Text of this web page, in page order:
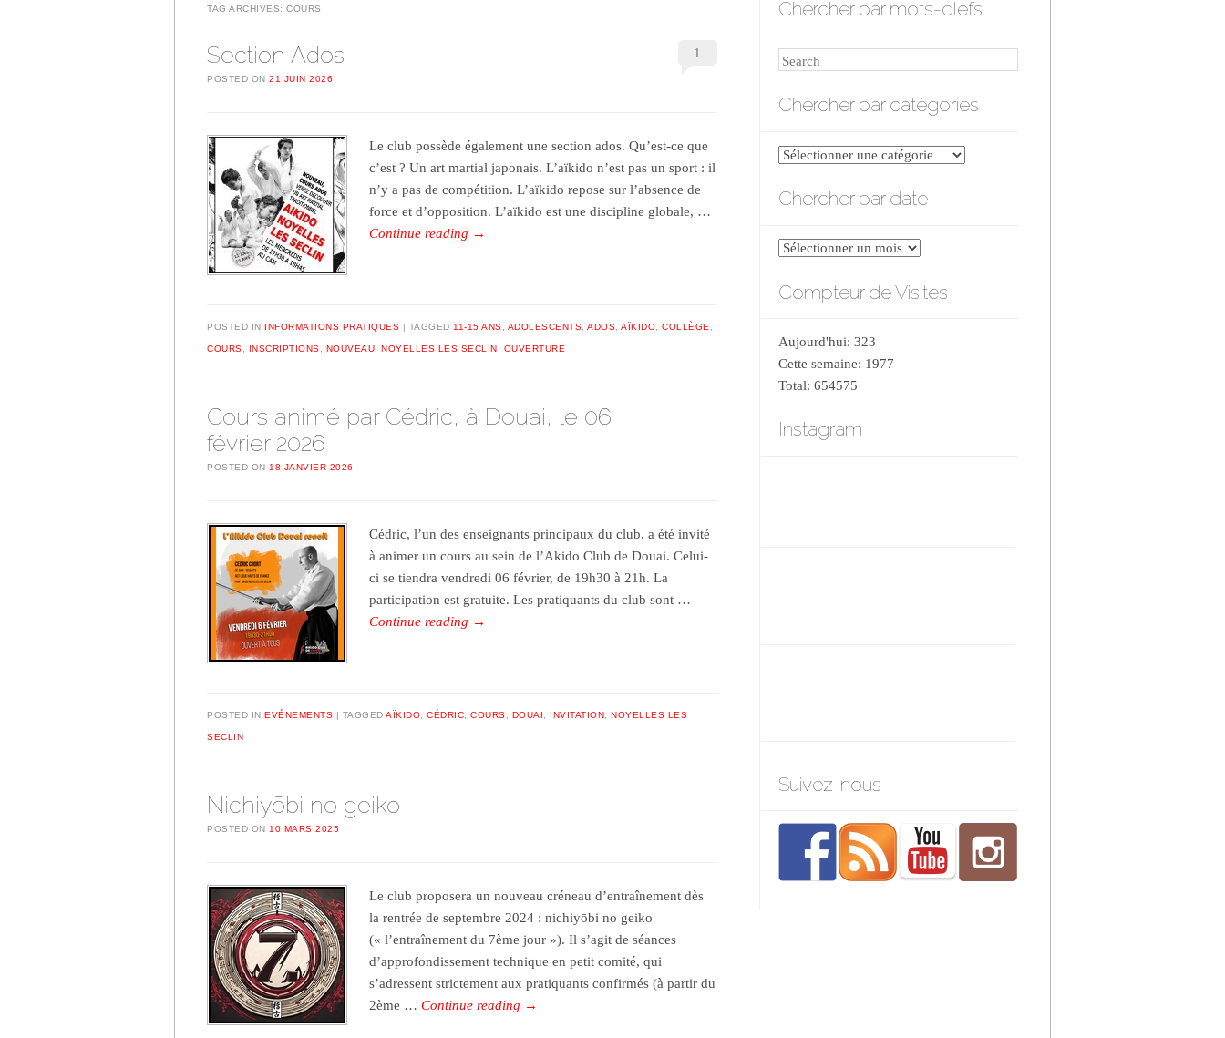
TAG ARCHIVES: COURS
Section Ados
POSTED ON 21 JUIN 2026
1
Le club possède également une section ados. Qu’est-ce que
c’est ? Un art martial japonais. L’aïkido n’est pas un sport : il
n’y a pas de compétition. L’aïkido repose sur l’absence de
force et d’opposition. L’aïkido est une discipline globale, …
Continue reading →
POSTED IN INFORMATIONS PRATIQUES TAGGED 11-15 ANS ADOLESCENTS ADOS AÏKIDO COLLÈGE
COURS INSCRIPTIONS NOUVEAU NOYELLES LES SECLIN OUVERTURE
Cours animé par Cédric, à Douai, le 06
février 2026
POSTED ON 18 JANVIER 2026
Cédric, l’un des enseignants principaux du club, a été invité
à animer un cours au sein de l’Akido Club de Douai. Celui-
ci se tiendra vendredi 06 février, de 19h30 à 21h. La
participation est gratuite. Les pratiquants du club sont …
Continue reading →
POSTED IN EVÉNEMENTS TAGGED AÏKIDO CÉDRIC COURS DOUAI INVITATION NOYELLES LES
SECLIN
Nichiyōbi no geiko
POSTED ON 10 MARS 2025
Le club proposera un nouveau créneau d’entraînement dès
la rentrée de septembre 2024 : nichiyōbi no geiko
(« l’entraînement du 7ème jour »). Il s’agit de séances
d’approfondissement technique en petit comité, qui
s’adressent strictement aux pratiquants confirmés (à partir du
2ème …Continue reading →
Chercher par mots-clefs
Search
Chercher par catégories
Chercher
catégories
Chercher par date
Chercher
date
Compteur de Visites
Aujourd'hui: 323
Cette semaine: 1977
Total: 654575
Instagram
Suivez-nous